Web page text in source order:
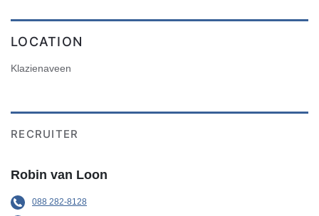
LOCATION
Klazienaveen
RECRUITER
Robin van Loon
088 282-8128